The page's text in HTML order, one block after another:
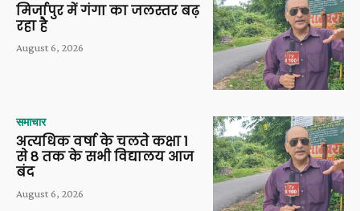
मिर्जापुर में गंगा का जलस्तर बढ़
रहा है
August 6, 2026
समाचार
अत्यधिक वर्षा के चलते कक्षा 1
से 8 तक के सभी विद्यालय आज
बंद
August 6, 2026